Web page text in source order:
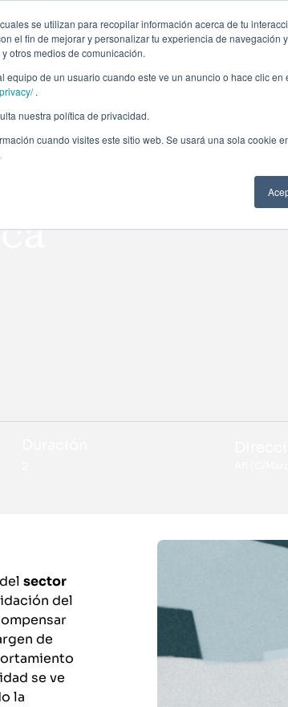
se utilizan para recopilar información acerca de tu
el fin de mejorar y personalizar tu experiencia de navegación
otros medios de comunicación.
equipo de un usuario cuando este ve un anuncio o hace clic
.
nuestra política de privacidad.
cuando visites este sitio web. Se usará una sola cookie
delsector
del
de
se ve
la